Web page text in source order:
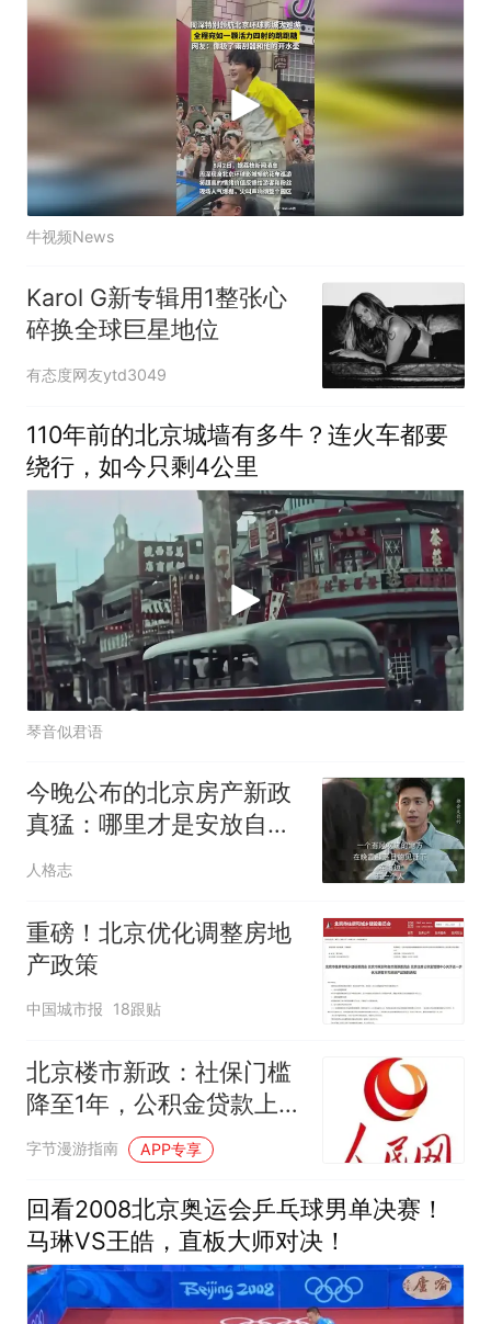
牛视频News
Karol G新专辑用1整张心
碎换全球巨星地位
有态度网友ytd3049
110年前的北京城墙有多牛？连火车都要
绕行，如今只剩4公里
琴音似君语
今晚公布的北京房产新政
真猛：哪里才是安放自己
的终极之地？
人格志
重磅！北京优化调整房地
产政策
中国城市报 18跟贴
北京楼市新政：社保门槛
降至1年，公积金贷款上限
大幅上调
字节漫游指南 APP专享
回看2008北京奥运会乒乓球男单决赛！
马琳VS王皓，直板大师对决！